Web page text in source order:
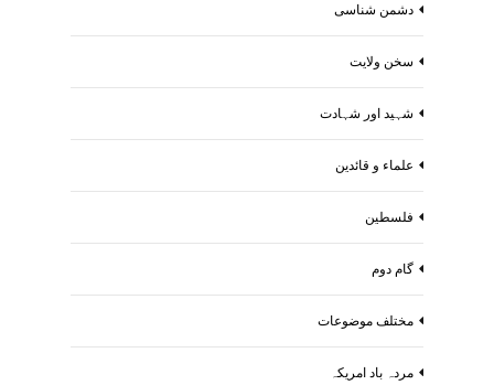
دشمن شناسی
سخن ولایت
شہید اور شہادت
علماء و قائدین
فلسطین
گام دوم
مختلف موضوعات
مردہ باد امریکہ